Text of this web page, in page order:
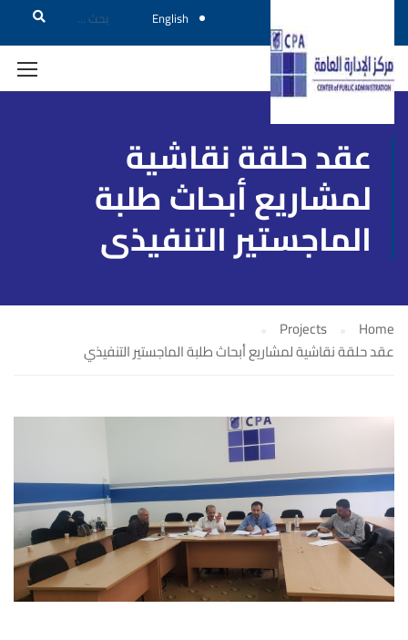
English
عقد حلقة نقاشية
لمشاريع أبحاث طلبة
الماجستير التنفيذي
Home
Projects
عقد حلقة نقاشية لمشاريع أبحاث طلبة الماجستير التنفيذي